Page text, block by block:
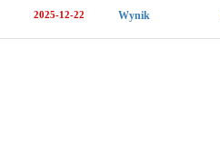
2025-12-22 Wynik